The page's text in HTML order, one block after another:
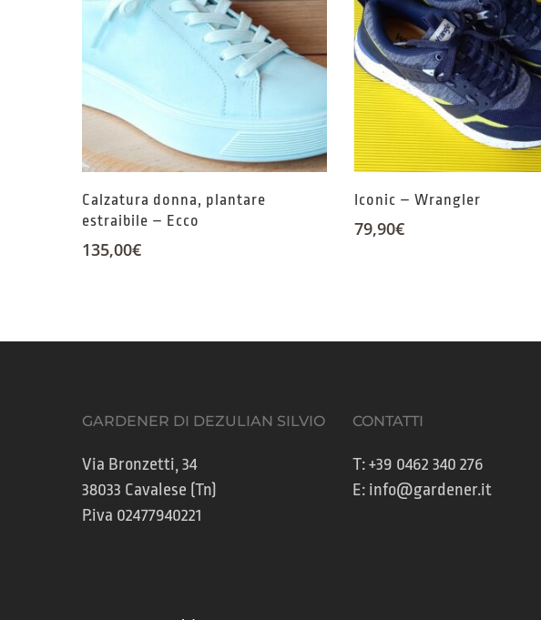
Calzatura donna, plantare
estraibile – Ecco
135,00€
Iconic – Wrangler
79,90€
GARDENER DI DEZULIAN SILVIO
Via Bronzetti, 34
38033 Cavalese (Tn)
P.iva 02477940221
CONTATTI
T:+39 0462 340 276
E: info@gardener.it